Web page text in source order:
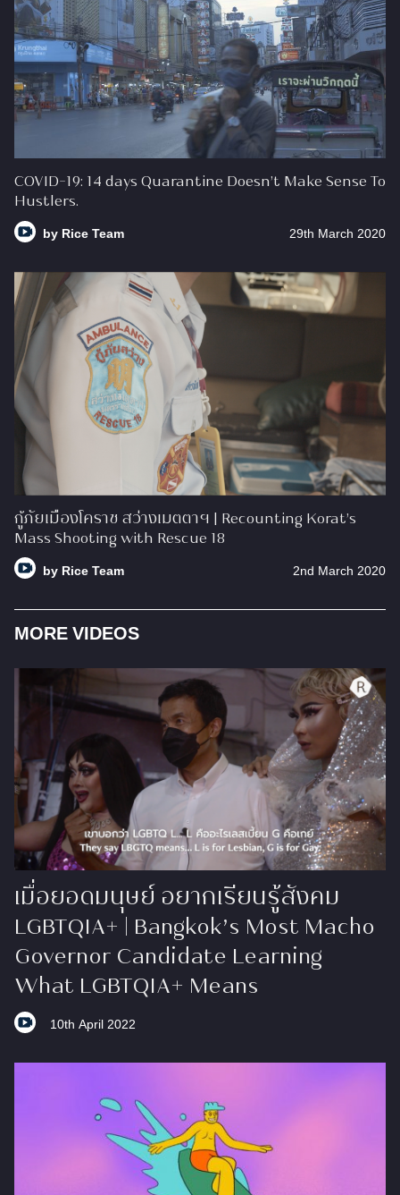
COVID-19: 14 days Quarantine Doesn’t Make Sense To
Hustlers.
by Rice Team 29th March 2020
กู้ภัยเมืองโคราช สว่างเมตตาฯ | Recounting Korat’s
Mass Shooting with Rescue 18
by Rice Team 2nd March 2020
MORE VIDEOS
เมื่อยอดมนุษย์ อยากเรียนรู้สังคม
LGBTQIA+ | Bangkok’s Most Macho
Governor Candidate Learning
What LGBTQIA+ Means
10th April 2022